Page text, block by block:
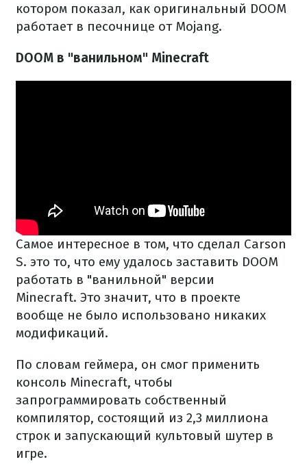
котором показал, как оригинальный DOOM
работает в песочнице от Mojang.
DOOM в "ванильном" Minecraft
Самое интересное в том, что сделал Carson
S. это то, что ему удалось заставить DOOM
работать в "ванильной" версии
Minecraft. Это значит, что в проекте
вообще не было использовано никаких
модификаций.
По словам геймера, он смог применить
консоль Minecraft, чтобы
запрограммировать собственный
компилятор, состоящий из 2,3 миллиона
строк и запускающий культовый шутер в
игре.